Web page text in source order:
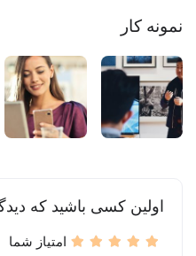
نمونه کار
اولین کسی باشید که
امتیاز شما